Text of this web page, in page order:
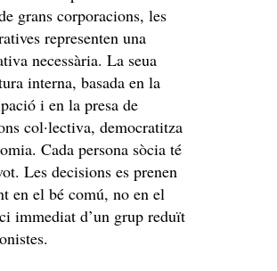
grans corporacions, les
representen una
necessària. La seua
interna, basada en la
i en la presa de
col·lectiva, democratitza
Cada persona sòcia té
Les decisions es prenen
en el bé comú, no en el
immediat d’un grup reduït